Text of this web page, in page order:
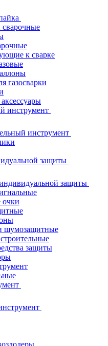
к сварке
газосварки
инструмент
инструмент
защиты
защиты
шумозащитные
защиты